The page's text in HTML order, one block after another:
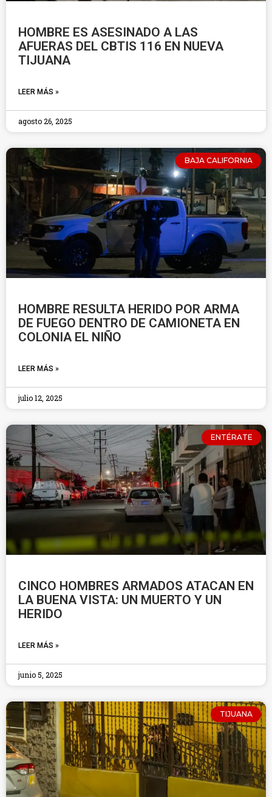
HOMBRE ES ASESINADO A LAS
AFUERAS DEL CBTIS 116 EN NUEVA
TIJUANA
LEER MÁS »
agosto 26, 2025
BAJA CALIFORNIA
HOMBRE RESULTA HERIDO POR ARMA
DE FUEGO DENTRO DE CAMIONETA EN
COLONIA EL NIÑO
LEER MÁS »
julio 12, 2025
ENTÉRATE
CINCO HOMBRES ARMADOS ATACAN EN
LA BUENA VISTA: UN MUERTO Y UN
HERIDO
LEER MÁS »
junio 5, 2025
TIJUANA